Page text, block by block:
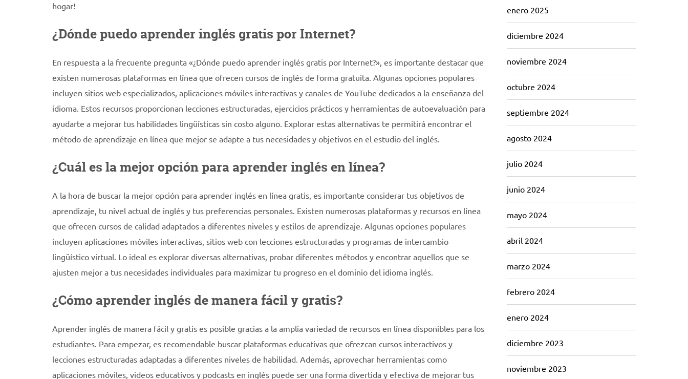
hogar!
¿Dónde puedo aprender inglés gratis por Internet?
En respuesta a la frecuente pregunta «¿Dónde puedo aprender inglés gratis por Internet?», es importante destacar que
existen numerosas plataformas en línea que ofrecen cursos de inglés de forma gratuita. Algunas opciones populares
incluyen sitios web especializados, aplicaciones móviles interactivas y canales de YouTube dedicados a la enseñanza del
idioma. Estos recursos proporcionan lecciones estructuradas, ejercicios prácticos y herramientas de autoevaluación para
ayudarte a mejorar tus habilidades lingüísticas sin costo alguno. Explorar estas alternativas te permitirá encontrar el
método de aprendizaje en línea que mejor se adapte a tus necesidades y objetivos en el estudio del inglés.
¿Cuál es la mejor opción para aprender inglés en línea?
A la hora de buscar la mejor opción para aprender inglés en línea gratis, es importante considerar tus objetivos de
aprendizaje, tu nivel actual de inglés y tus preferencias personales. Existen numerosas plataformas y recursos en línea
que ofrecen cursos de calidad adaptados a diferentes niveles y estilos de aprendizaje. Algunas opciones populares
incluyen aplicaciones móviles interactivas, sitios web con lecciones estructuradas y programas de intercambio
lingüístico virtual. Lo ideal es explorar diversas alternativas, probar diferentes métodos y encontrar aquellos que se
ajusten mejor a tus necesidades individuales para maximizar tu progreso en el dominio del idioma inglés.
¿Cómo aprender inglés de manera fácil y gratis?
Aprender inglés de manera fácil y gratis es posible gracias a la amplia variedad de recursos en línea disponibles para los
estudiantes. Para empezar, es recomendable buscar plataformas educativas que ofrezcan cursos interactivos y
lecciones estructuradas adaptadas a diferentes niveles de habilidad. Además, aprovechar herramientas como
aplicaciones móviles, videos educativos y podcasts en inglés puede ser una forma divertida y efectiva de mejorar tus
enero 2025
diciembre 2024
noviembre 2024
octubre 2024
septiembre 2024
agosto 2024
julio 2024
junio 2024
mayo 2024
abril 2024
marzo 2024
febrero 2024
enero 2024
diciembre 2023
noviembre 2023